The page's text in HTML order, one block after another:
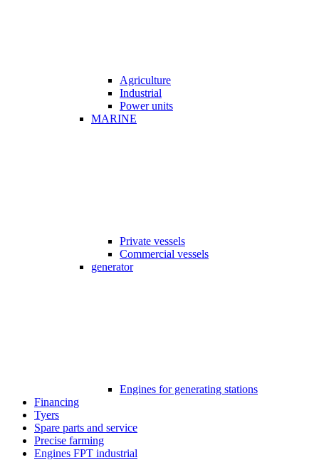
Agriculture
Industrial
Power units
MARINE
Private vessels
Commercial vessels
generator
Engines for generating stations
Financing
Tyers
Spare parts and service
Precise farming
Engines FPT industrial